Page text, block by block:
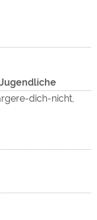
dich-nicht,